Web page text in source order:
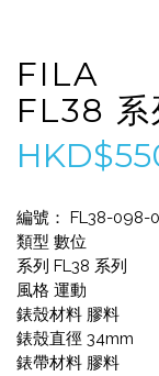
FILA
FL38 系
編號： FL38-098-
類型 數位
系列 FL38 系列
風格 運動
錶殼材料 膠料
錶殼直徑 34mm
錶帶材料 膠料